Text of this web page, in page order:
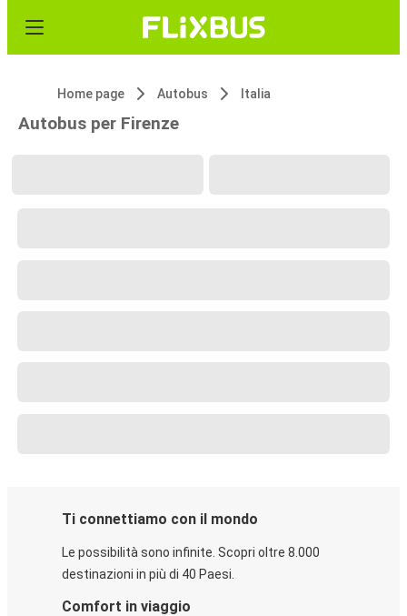
Home page Autobus Italia
Autobus per Firenze
Ti connettiamo con il mondo
Le possibilità sono infinite. Scopri oltre 8.000
destinazioni in più di 40 Paesi.
Comfort in viaggio